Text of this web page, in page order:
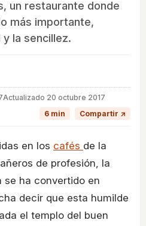
un restaurante donde
más importante,
y la sencillez.
Actualizado 20 octubre 2017
6 min
Compartir ↗
en los cafés de la
de profesión, la
se ha convertido en
decir que esta humilde
el templo del buen